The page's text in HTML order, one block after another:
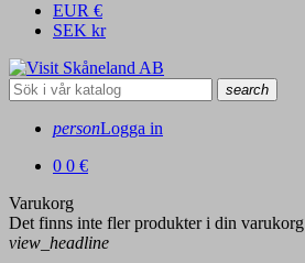
EUR €
SEK kr
search
personLogga in
0 0 €
Varukorg
Det finns inte fler produkter i din varukorg
view_headline